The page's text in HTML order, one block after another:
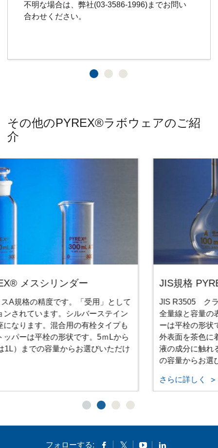
不明な場合は、弊社(03-3586-1996)までお問い
合わせください。
その他のPYREX®ラボウェアのご紹
介
JIS規格 PYREX®メスフラスコ
JIS R3505 クラスA規格の精度のメスフラスコです。
全量線と容量の表記はシルバーステインで、ストッパ
ーは平栓の形状です。茶のメスフラスコは透明な物の
外表面を茶色に着色していますので、中の溶液が着色
液の成分に触れることはありません。5ｍLから2Lまで
フォローする: